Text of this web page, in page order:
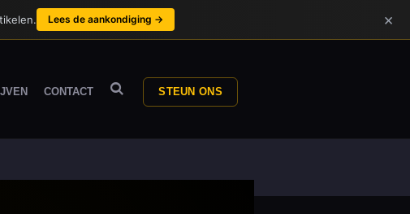
CONTACT STEUN ONS
Lees de aankondiging → ×